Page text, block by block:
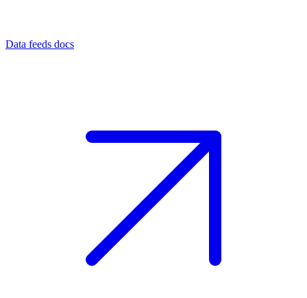
Data feeds docs